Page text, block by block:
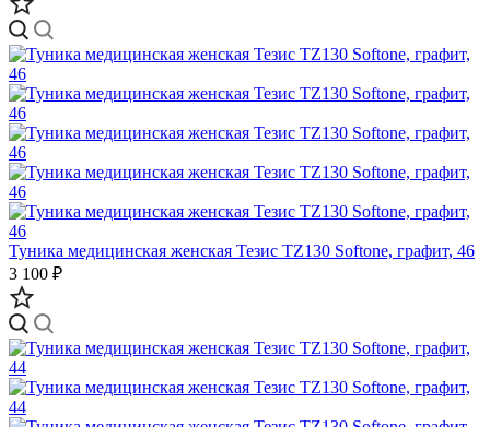
Туника медицинская женская Тезис TZ130 Softone, графит, 46
3 100 ₽